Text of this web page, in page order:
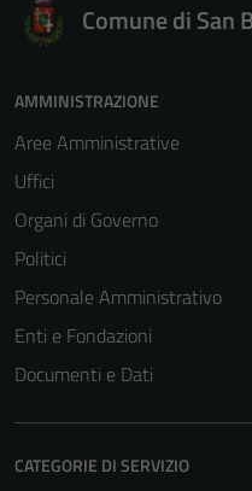
Comune di San
AMMINISTRAZIONE
Aree Amministrative
Uffici
Organi di Governo
Politici
Personale Amministrativo
Enti e Fondazioni
Documenti e Dati
CATEGORIE DI SERVIZIO